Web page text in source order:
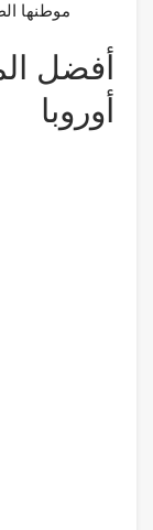
موطنها
أفضل
أوروبا